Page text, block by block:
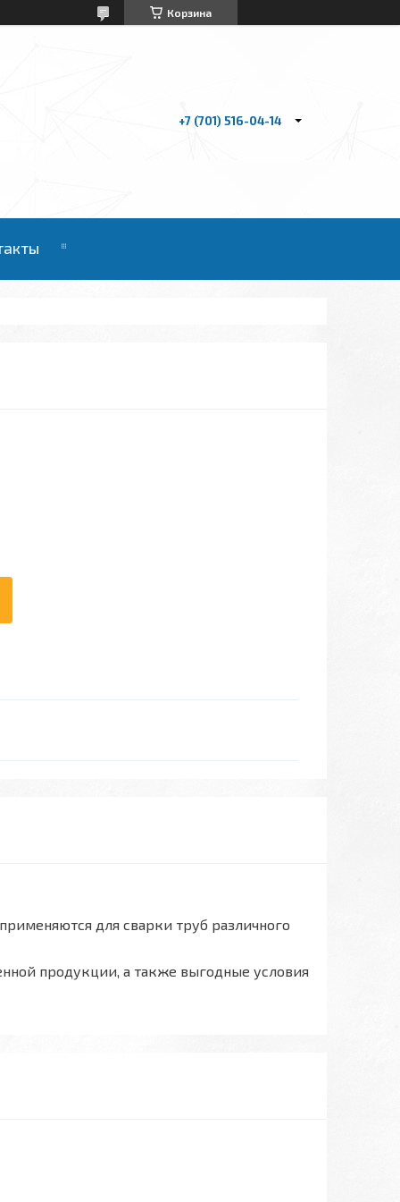
Корзина
+7 (701) 516-04-14
для сварки труб различного
продукции, а также выгодные условия